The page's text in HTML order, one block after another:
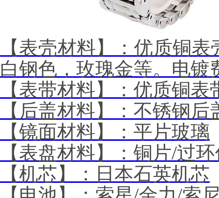
【表壳材料】：优质铜
白钢色，玫瑰金等。电
【表带材料】：优质铜
【后盖材料】：不锈钢后
【镜面材料】：平片玻璃
【表盘材料】：铜片/过
【机芯】：日本石英机芯